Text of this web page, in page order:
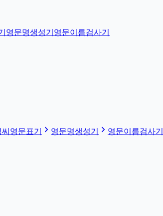
영문명생성기영문이름검사기
씨영문표기 영문명생성기
영문이름검사기